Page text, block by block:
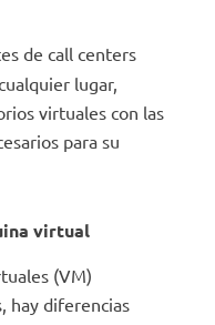
de call centers
lugar,
virtuales con las
para su
virtual
(VM)
hay diferencias